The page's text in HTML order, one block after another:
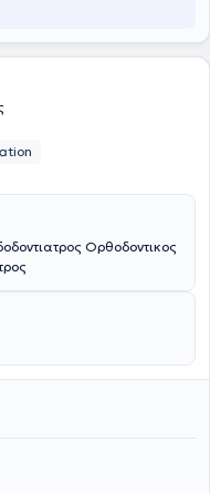
collaboration with a
Ορθοδοντικος